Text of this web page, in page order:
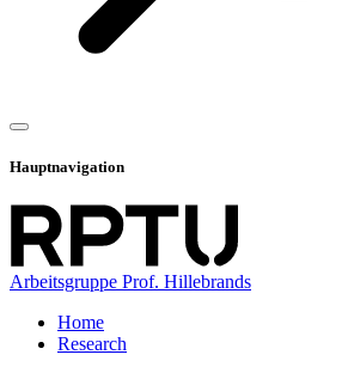
Hauptnavigation
Arbeitsgruppe Prof. Hillebrands
Home
Research